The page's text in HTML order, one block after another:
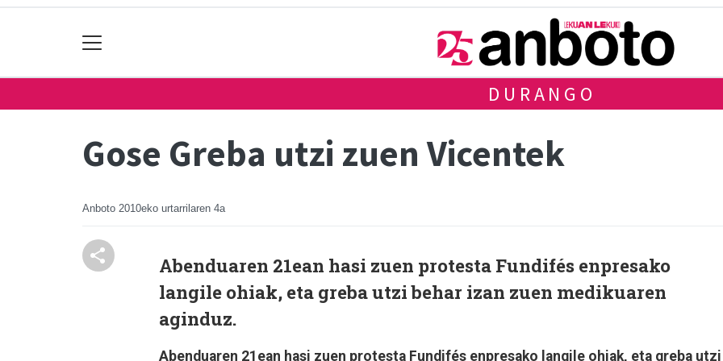
DURANGO
Gose Greba utzi zuen Vicentek
Anboto 2010eko urtarrilaren 4a
Abenduaren 21ean hasi zuen protesta Fundifés enpresako
langile ohiak, eta greba utzi behar izan zuen medikuaren
aginduz.
Abenduaren 21ean hasi zuen protesta Fundifés enpresako langile ohiak, eta greba utzi